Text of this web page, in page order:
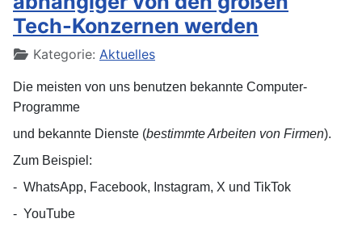
Tech-Konzernen werden
DetailsKategorie: Aktuelles
Die meisten von uns benutzen bekannte Computer-
Programme
und bekannte Dienste (bestimmte Arbeiten von Firmen).
Zum Beispiel:
- WhatsApp, Facebook, Instagram, X und TikTok
- YouTube